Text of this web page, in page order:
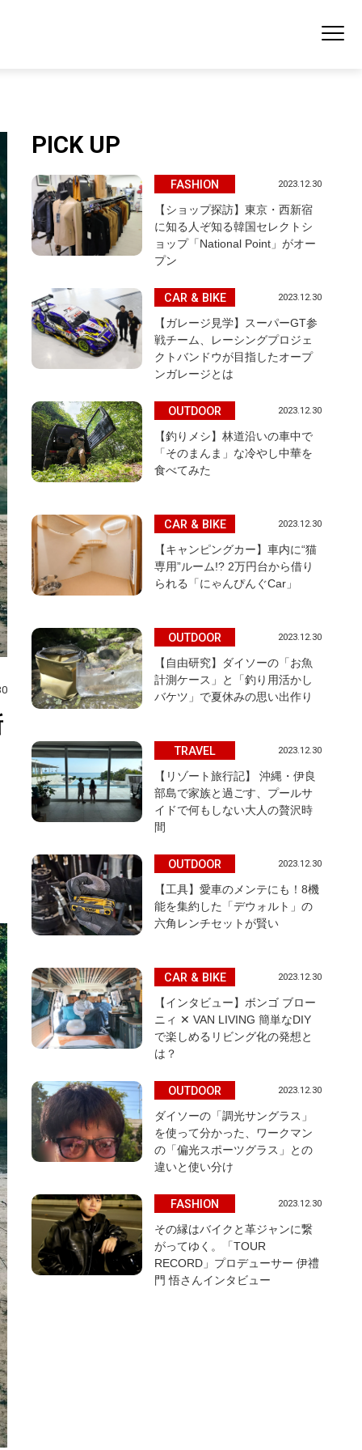
PICK UP
FASHION 2023.12.30
【ショップ探訪】東京・西新宿
に知る人ぞ知る韓国セレクトシ
ョップ「National Point」がオー
プン
CAR & BIKE 2023.12.30
【ガレージ見学】スーパーGT参
戦チーム、レーシングプロジェ
クトバンドウが目指したオープ
ンガレージとは
OUTDOOR 2023.12.30
【釣りメシ】林道沿いの車中で
「そのまんま」な冷やし中華を
食べてみた
CAR & BIKE 2023.12.30
【キャンピングカー】車内に“猫
専用”ルーム!? 2万円台から借り
られる「にゃんぴんぐCar」
OUTDOOR 2023.12.30
【自由研究】ダイソーの「お魚
計測ケース」と「釣り用活かし
バケツ」で夏休みの思い出作り
TRAVEL 2023.12.30
【リゾート旅行記】 沖縄・伊良
部島で家族と過ごす、プールサ
イドで何もしない大人の贅沢時
間
OUTDOOR 2023.12.30
【工具】愛車のメンテにも！8機
能を集約した「デウォルト」の
六角レンチセットが賢い
CAR & BIKE 2023.12.30
【インタビュー】ボンゴ ブロー
ニィ ✕ VAN LIVING 簡単なDIY
で楽しめるリビング化の発想と
は？
OUTDOOR 2023.12.30
ダイソーの「調光サングラス」
を使って分かった、ワークマン
の「偏光スポーツグラス」との
違いと使い分け
FASHION 2023.12.30
その縁はバイクと革ジャンに繋
がってゆく。「TOUR
RECORD」プロデューサー 伊禮
門 悟さんインタビュー